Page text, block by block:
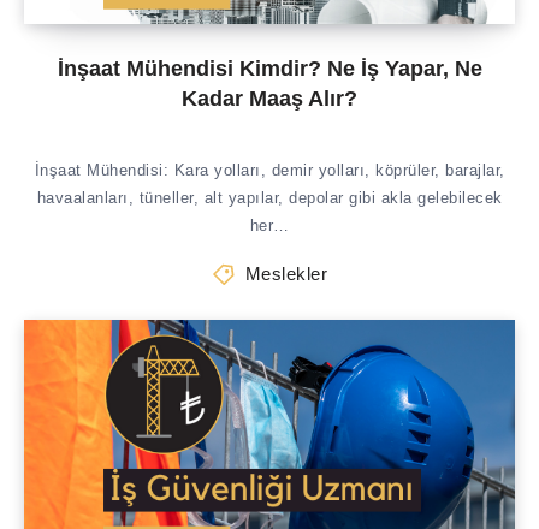
İnşaat Mühendisi Kimdir? Ne İş Yapar, Ne
Kadar Maaş Alır?
İnşaat Mühendisi: Kara yolları, demir yolları, köprüler, barajlar,
havaalanları, tüneller, alt yapılar, depolar gibi akla gelebilecek
her…
Meslekler